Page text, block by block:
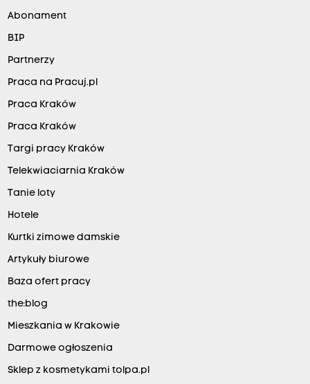
Abonament
BIP
Partnerzy
Praca na Pracuj.pl
Praca Kraków
Praca Kraków
Targi pracy Kraków
Telekwiaciarnia Kraków
Tanie loty
Hotele
Kurtki zimowe damskie
Artykuły biurowe
Baza ofert pracy
the:blog
Mieszkania w Krakowie
Darmowe ogłoszenia
Sklep z kosmetykami tolpa.pl